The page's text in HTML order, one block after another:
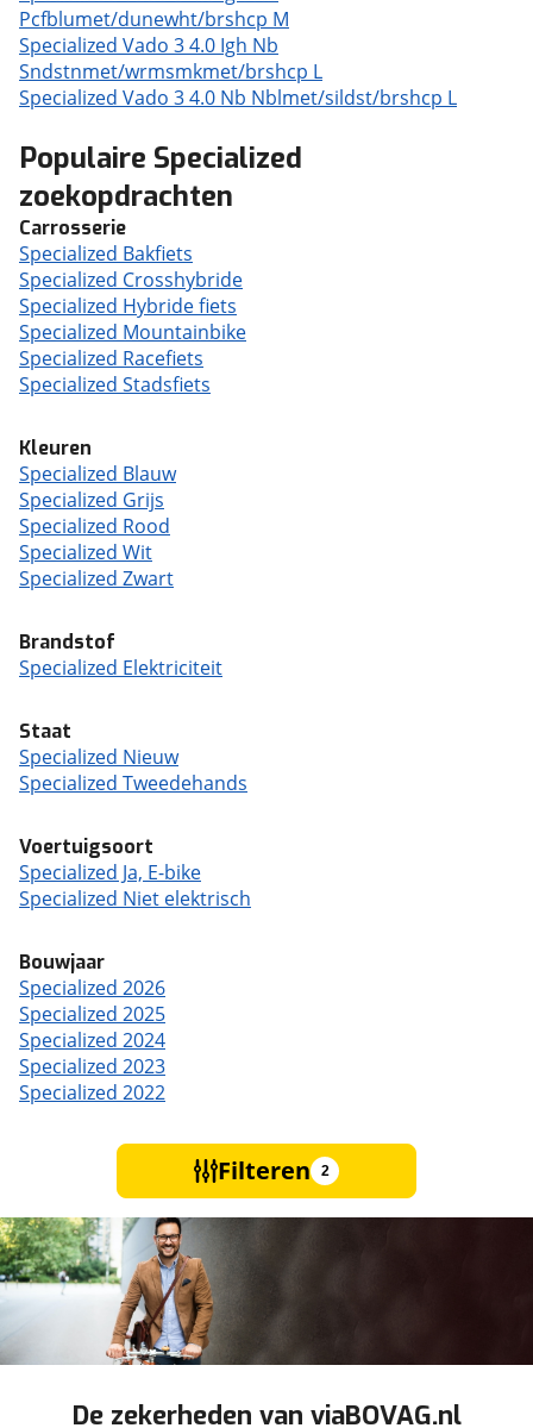
Pcfblumet/dunewht/brshcp M
Specialized Vado 3 4.0 Igh Nb
Sndstnmet/wrmsmkmet/brshcp L
Specialized Vado 3 4.0 Nb Nblmet/sildst/brshcp L
Populaire Specialized
zoekopdrachten
Carrosserie
Specialized Bakfiets
Specialized Crosshybride
Specialized Hybride fiets
Specialized Mountainbike
Specialized Racefiets
Specialized Stadsfiets
Kleuren
Specialized Blauw
Specialized Grijs
Specialized Rood
Specialized Wit
Specialized Zwart
Brandstof
Specialized Elektriciteit
Staat
Specialized Nieuw
Specialized Tweedehands
Voertuigsoort
Specialized Ja, E-bike
Specialized Niet elektrisch
Bouwjaar
Specialized 2026
Specialized 2025
Specialized 2024
Specialized 2023
Specialized 2022
Filteren 2
De zekerheden van viaBOVAG.nl